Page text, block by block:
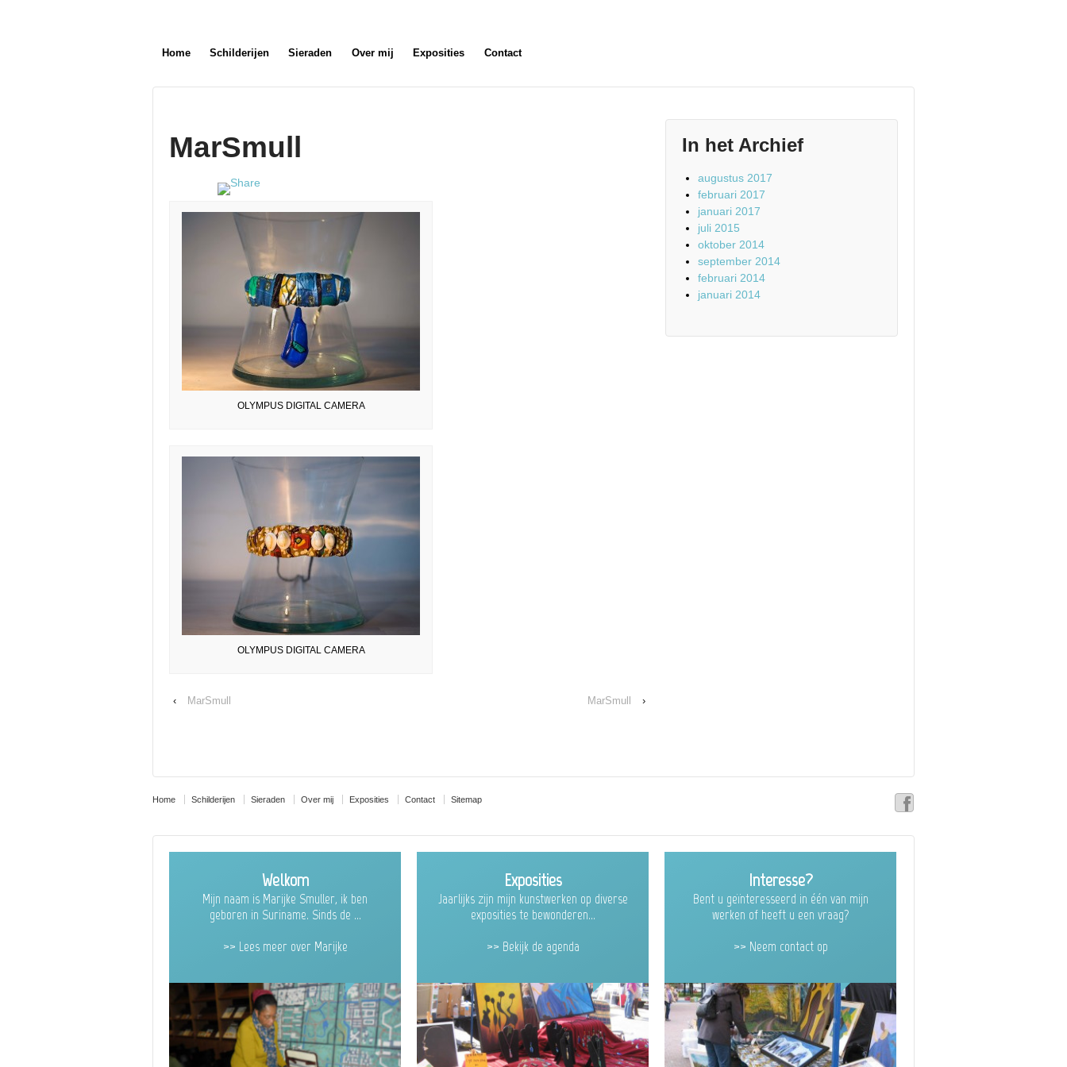
Home Schilderijen Sieraden Over mij Exposities Contact
MarSmull
OLYMPUS DIGITAL CAMERA
OLYMPUS DIGITAL CAMERA
‹ MarSmull MarSmull ›
In het Archief
augustus 2017
februari 2017
januari 2017
juli 2015
oktober 2014
september 2014
februari 2014
januari 2014
Home Schilderijen Sieraden Over mij Exposities Contact Sitemap
Welkom
Mijn naam is Marijke Smuller, ik ben
geboren in Suriname. Sinds de ...
>> Lees meer over Marijke
Exposities
Jaarlijks zijn mijn kunstwerken op diverse
exposities te bewonderen...
>> Bekijk de agenda
Interesse?
Bent u geïnteresseerd in één van mijn
werken of heeft u een vraag?
>> Neem contact op